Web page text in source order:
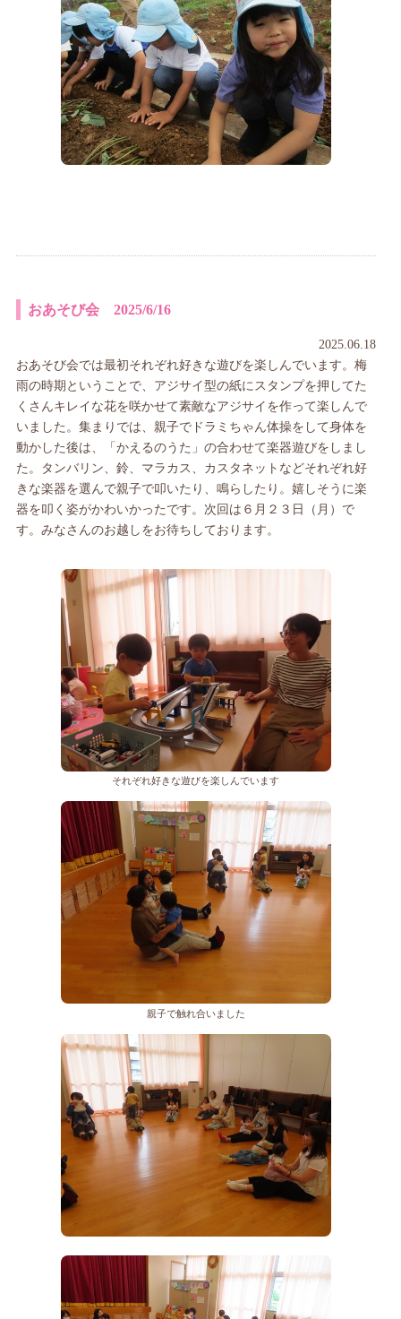
おあそび会 2025/6/16
2025.06.18
おあそび会では最初それぞれ好きな遊びを楽しんでいます。梅
雨の時期ということで、アジサイ型の紙にスタンプを押してた
くさんキレイな花を咲かせて素敵なアジサイを作って楽しんで
いました。集まりでは、親子でドラミちゃん体操をして身体を
動かした後は、「かえるのうた」の合わせて楽器遊びをしまし
た。タンバリン、鈴、マラカス、カスタネットなどそれぞれ好
きな楽器を選んで親子で叩いたり、鳴らしたり。嬉しそうに楽
器を叩く姿がかわいかったです。次回は６月２３日（月）で
す。みなさんのお越しをお待ちしております。
それぞれ好きな遊びを楽しんでいます
親子で触れ合いました